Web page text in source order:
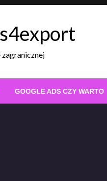
GOOGLE ADS CZY WARTO